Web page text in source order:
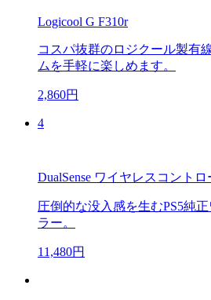
Logicool G F310r
コスパ抜群のロジクール製有
ムを手軽に楽しめます。
2,860円
4
DualSense ワイヤレスコントロ
圧倒的な没入感を生むPS5純
ラー。
11,480円